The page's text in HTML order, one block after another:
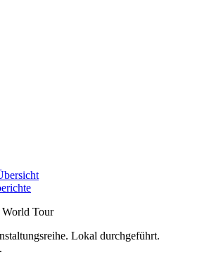
Tour
Lokal durchgeführt.